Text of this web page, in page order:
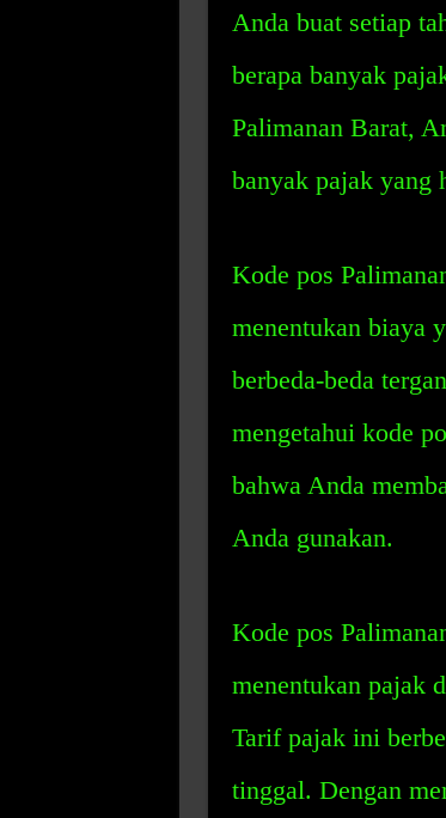
Anda buat setiap
berapa banyak
Palimanan Barat,
banyak pajak yang
Kode pos
menentukan biaya
berbeda-beda
mengetahui kode
bahwa Anda
Anda gunakan.
Kode pos
menentukan pajak
Tarif pajak ini
tinggal. Dengan